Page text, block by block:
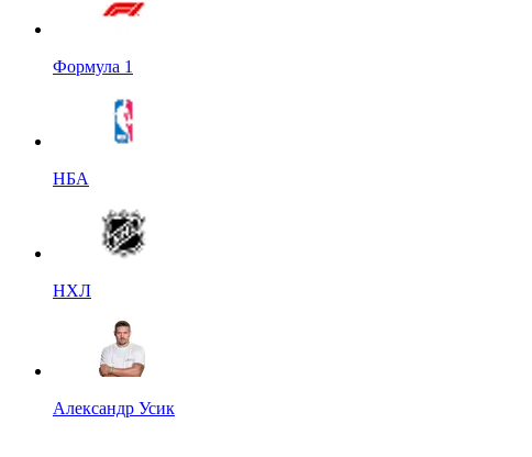
Формула 1
НБА
НХЛ
Александр Усик